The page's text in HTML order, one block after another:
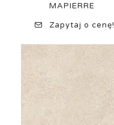
MAPIERRE
Zapytaj o cenę!